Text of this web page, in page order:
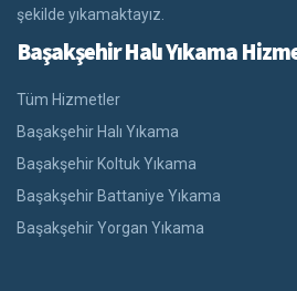
şekilde yıkamaktayız.
Başakşehir Halı Yıkama
Tüm Hizmetler
Başakşehir Halı Yıkama
Başakşehir Koltuk Yıkama
Başakşehir Battaniye Yıkama
Başakşehir Yorgan Yıkama